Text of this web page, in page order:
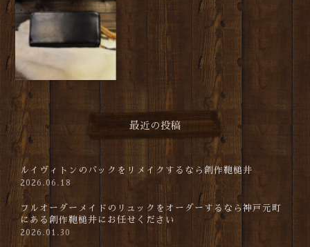
最近の投稿
ルイヴィトンのバックをリメイクするなら創作鞄槌井
2026.06.18
フルオーダーメイドのリュックをオーダーするなら神戸元町
にある創作鞄槌井にお任せください
2026.01.30